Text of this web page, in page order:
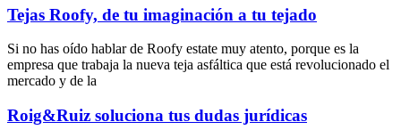
Tejas Roofy, de tu imaginación a tu tejado
Si no has oído hablar de Roofy estate muy atento, porque es la
empresa que trabaja la nueva teja asfáltica que está revolucionado el
mercado y de la
Roig&Ruiz soluciona tus dudas jurídicas